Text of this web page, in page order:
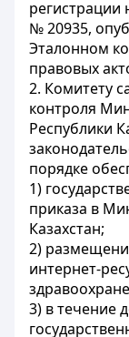
регистрации
№ 20935,
Эталонном
правовых
2. Комитету
контроля
Республики
порядке
1)
приказа в
Казахстан;
2)
интернет-
3) в течение